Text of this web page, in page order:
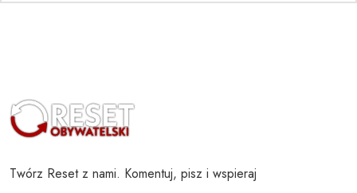
Twórz Reset z nami. Komentuj, pisz i wspieraj